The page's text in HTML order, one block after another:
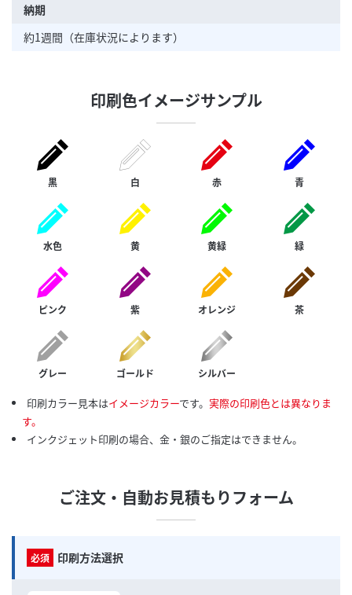
納期
約1週間（在庫状況によります）
印刷色イメージサンプル
黒 白 赤 青
水色 黄 黄緑 緑
ピンク 紫 オレンジ 茶
グレー ゴールド シルバー
印刷カラー見本はイメージカラーです。 実際の印刷色とは異なりま
す。
インクジェット印刷の場合、金・銀のご指定はできません。
ご注文・自動お見積もりフォーム
印刷方法選択